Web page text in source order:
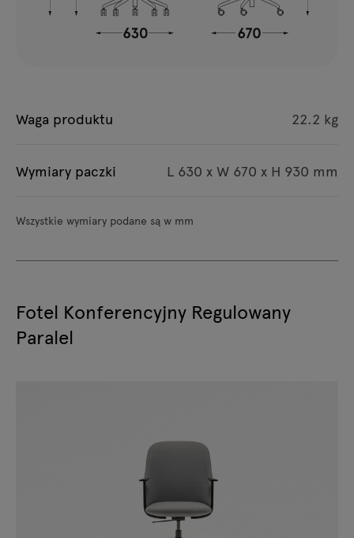
Waga produktu 22.2 kg
Wymiary paczki L 630 x W 670 x H 930 mm
Wszystkie wymiary podane są w mm
Fotel Konferencyjny Regulowany
Paralel